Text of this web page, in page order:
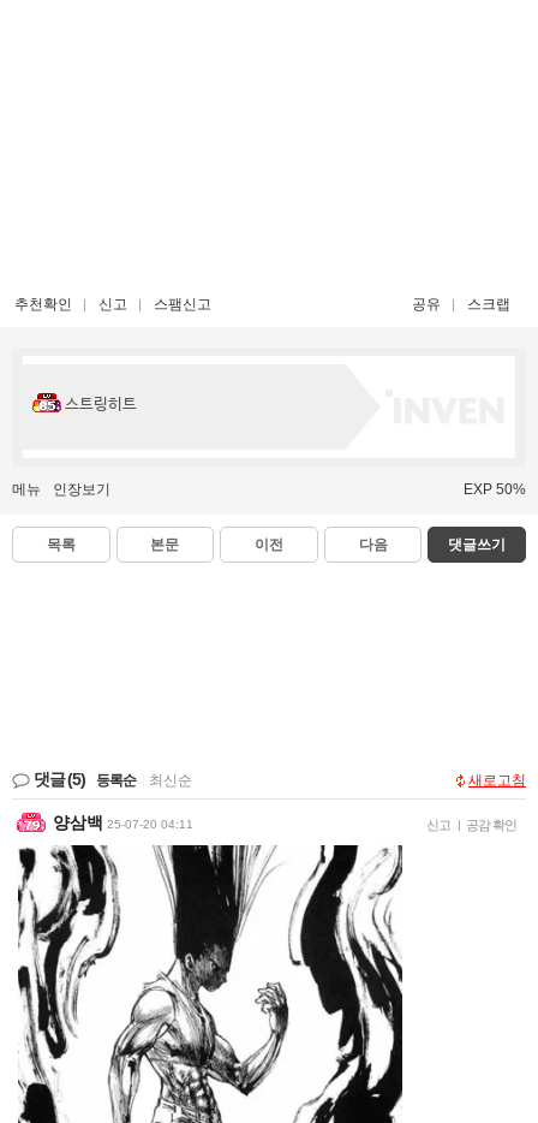
추천확인 신고 스팸신고 공유 스크랩
스트링히트
메뉴 인장보기 EXP 50%
목록 본문 이전 다음 댓글쓰기
댓글(5) 등록순 최신순 새로고침
양삼백 25-07-20 04:11 신고 | 공감 확인